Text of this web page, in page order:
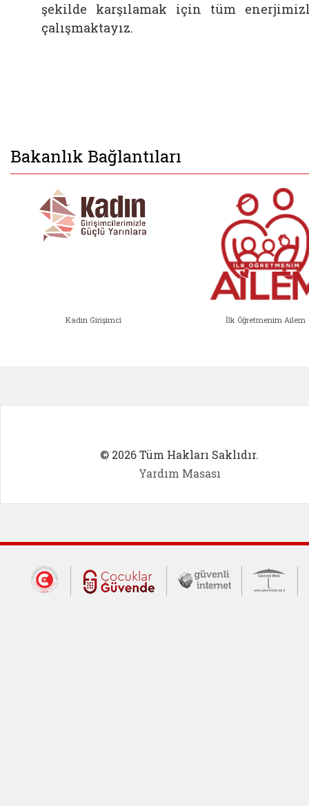
şekilde karşılamak için tüm
çalışmaktayız.
Bakanlık Bağlantıları
Kadın Girişimci İlk Öğretmenim Ailem
© 2026 Tüm Hakları Saklıdır.
Yardım Masası
Dış Bağlantılar
Cumhurbaşkanlığı İletişim Merkezi
Çocuklar Güvende (yeni
Güvenli